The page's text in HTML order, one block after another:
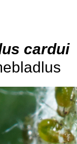
cardui